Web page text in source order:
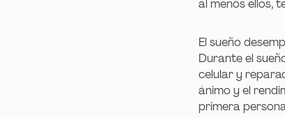
al menos ellos,
El sueño
Durante el
celular y
ánimo y el
primera